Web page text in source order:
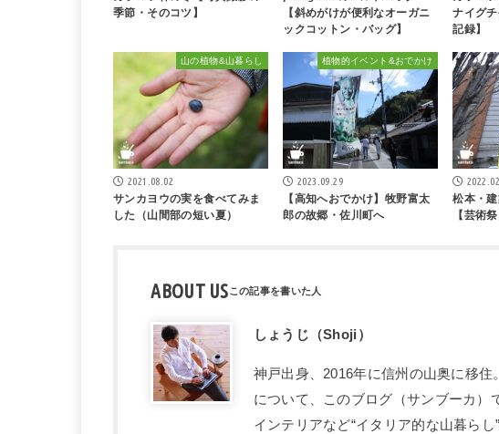
季節・そのコツ】
【斜めがけが便利なオーガニ
ックコットン・バッグ】
ナイグ
記録】
山の植物&山暮らし
2021.08.02
サンカヨウの実を食べてみま
した（山間部の短い夏）
植物的イベント&おでかけ
2023.09.29
【高知へおでかけ】牧野富太
郎の故郷・佐川町へ
松本・
【芸術
ABOUT US
しょうじ（Shoji）
神戸出身、2016年に信州の山奥に移
について、このブログ（サンブーカ）
インテリアなど“イタリア的な山暮ら